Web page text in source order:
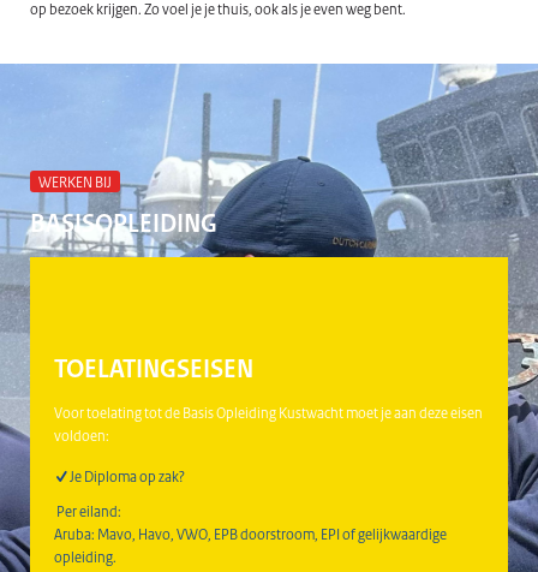
op bezoek krijgen. Zo voel je je thuis, ook als je even weg bent.
WERKEN BIJ
BASISOPLEIDING
TOELATINGSEISEN
Voor toelating tot de Basis Opleiding Kustwacht moet je aan deze eisen
voldoen:
Je Diploma op zak?
Per eiland:
Aruba: Mavo, Havo, VWO, EPB doorstroom, EPI of gelijkwaardige
opleiding.